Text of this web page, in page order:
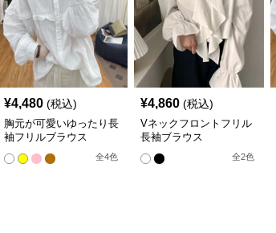
¥4,480 (税込)
胸元が可愛いゆったり長
袖フリルブラウス
全4色
¥4,860 (税込)
Vネックフロントフリル
長袖ブラウス
全2色